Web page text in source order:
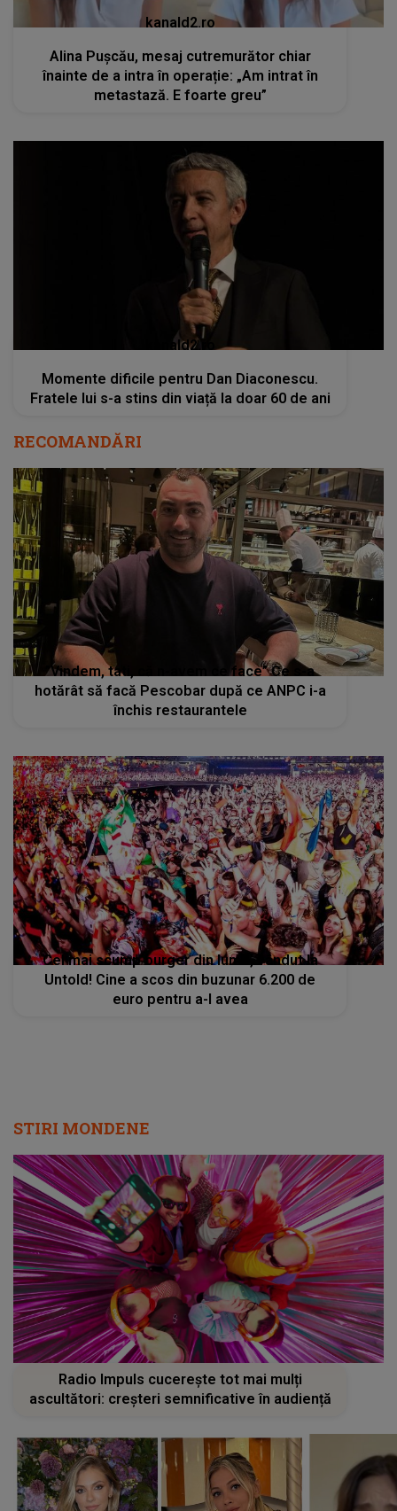
kanald2.ro
Alina Pușcău, mesaj cutremurător chiar
înainte de a intra în operație: „Am intrat în
metastază. E foarte greu”
kanald2.ro
Momente dificile pentru Dan Diaconescu.
Fratele lui s-a stins din viață la doar 60 de ani
RECOMANDĂRI
”Vindem, tati, că n-avem ce face” Ce s-a
hotărât să facă Pescobar după ce ANPC i-a
închis restaurantele
Cel mai scump burger din lume, vândut la
Untold! Cine a scos din buzunar 6.200 de
euro pentru a-l avea
STIRI MONDENE
Radio Impuls cucerește tot mai mulți
ascultători: creșteri semnificative în audiență